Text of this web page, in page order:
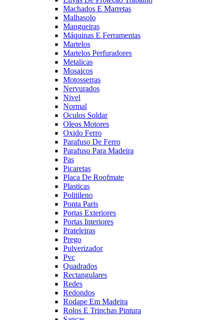
Machados E Marretas
Malhasolo
Mangueiras
Máquinas E Ferramentas
Martelos
Martelos Perfuradores
Metalicas
Mosaicos
Motosserras
Nervurados
Nivel
Normal
Oculos Soldar
Oleos Motores
Oxido Ferro
Parafuso De Ferro
Parafuso Para Madeira
Pas
Picaretas
Placa De Roofmate
Plasticas
Politileno
Ponta Paris
Portas Exteriores
Portas Interiores
Prateleiras
Prego
Pulverizador
Pvc
Quadrados
Rectangulares
Redes
Redondos
Rodape Em Madeira
Rolos E Trinchas Pintura